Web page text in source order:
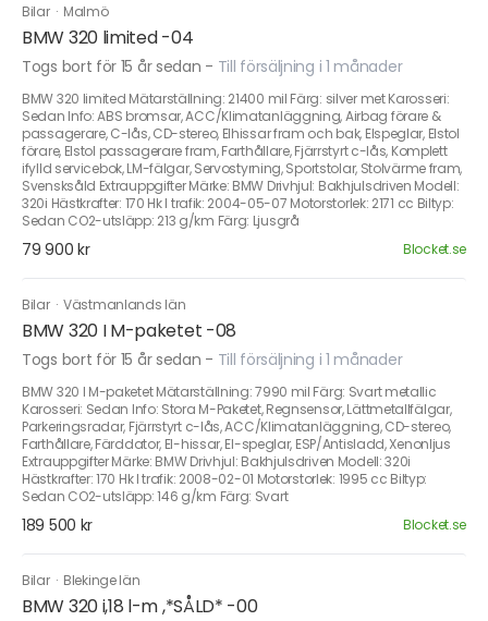
Bilar · Malmö
BMW 320 limited -04
Togs bort för 15 år sedan - Till försäljning i 1 månader
BMW 320 limited Mätarställning: 21400 mil Färg: silver met Karosseri:
Sedan Info: ABS bromsar, ACC/Klimatanläggning, Airbag förare &
passagerare, C-lås, CD-stereo, Elhissar fram och bak, Elspeglar, Elstol
förare, Elstol passagerare fram, Farthållare, Fjärrstyrt c-lås, Komplett
ifylld servicebok, LM-fälgar, Servostyrning, Sportstolar, Stolvärme fram,
Svensksåld Extrauppgifter Märke: BMW Drivhjul: Bakhjulsdriven Modell:
320i Hästkrafter: 170 Hk I trafik: 2004-05-07 Motorstorlek: 2171 cc Biltyp:
Sedan CO2-utsläpp: 213 g/km Färg: Ljusgrå
79 900 kr Blocket.se
Bilar ·Västmanlands län
BMW 320 I M-paketet -08
Togs bort för 15 år sedan - Till försäljning i 1 månader
BMW 320 I M-paketet Mätarställning: 7990 mil Färg: Svart metallic
Karosseri: Sedan Info: Stora M-Paketet, Regnsensor, Lättmetallfälgar,
Parkeringsradar, Fjärrstyrt c-lås, ACC/Klimatanläggning, CD-stereo,
Farthållare, Färddator, El-hissar, El-speglar, ESP/Antisladd, Xenonljus
Extrauppgifter Märke: BMW Drivhjul: Bakhjulsdriven Modell: 320i
Hästkrafter: 170 Hk I trafik: 2008-02-01 Motorstorlek: 1995 cc Biltyp:
Sedan CO2-utsläpp: 146 g/km Färg: Svart
189 500 kr Blocket.se
Bilar · Blekinge län
BMW 320 i,18 l-m ,*SÅLD* -00